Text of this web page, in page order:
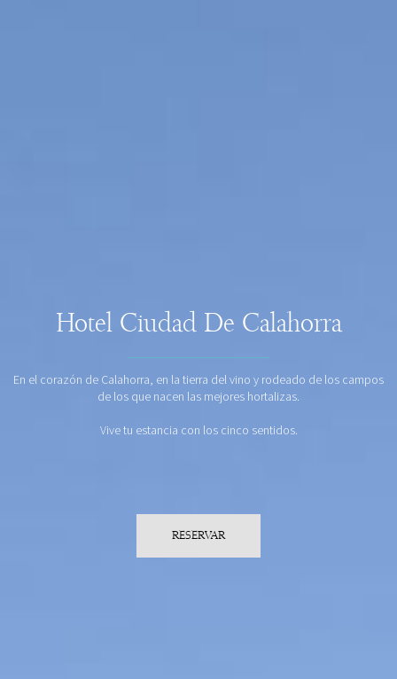
Hotel Ciudad De Calahorra
En el corazón de Calahorra, en la tierra del vino y rodeado de los campos
de los que nacen las mejores hortalizas.
Vive tu estancia con los cinco sentidos.
RESERVAR